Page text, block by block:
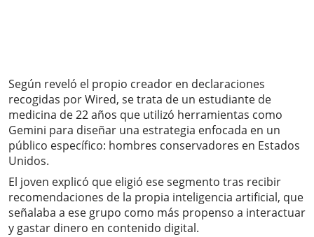
Según reveló el propio creador en declaraciones
recogidas por Wired, se trata de un estudiante de
medicina de 22 años que utilizó herramientas como
Gemini para diseñar una estrategia enfocada en un
público específico: hombres conservadores en Estados
Unidos.
El joven explicó que eligió ese segmento tras recibir
recomendaciones de la propia inteligencia artificial, que
señalaba a ese grupo como más propenso a interactuar
y gastar dinero en contenido digital.